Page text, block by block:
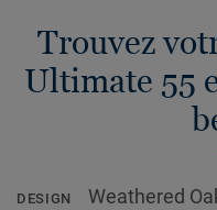
Trouvez
Ultimate 55
DESIGN Weathered